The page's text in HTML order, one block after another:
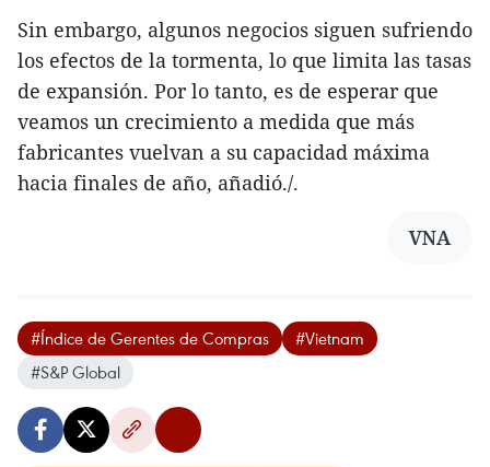
Sin embargo, algunos negocios siguen sufriendo
los efectos de la tormenta, lo que limita las tasas
de expansión. Por lo tanto, es de esperar que
veamos un crecimiento a medida que más
fabricantes vuelvan a su capacidad máxima
hacia finales de año, añadió./.
VNA
#Índice de Gerentes de Compras
#Vietnam
#S&P Global